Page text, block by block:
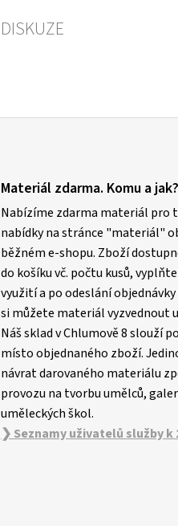
DISKUZE
Materiál zdarma. Komu a
Nabízíme zdarma materiál pro
nabídky na stránce "materiál"
běžném e-shopu. Zboží
do košíku vč. počtu kusů,
využití a po odeslání
si můžete materiál vyzvednout
Náš sklad v Chlumově 8 slouží
místo objednaného zboží.
návrat darovaného materiálu
provozu na tvorbu umělců,
uměleckých škol.
❯ Seznamy uživatelů služby k